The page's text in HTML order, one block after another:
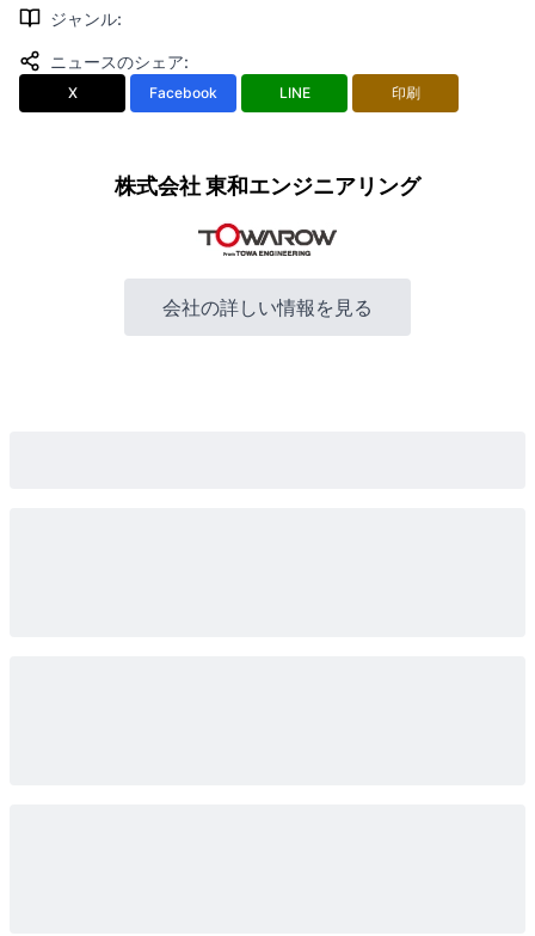
ジャンル:
ニュースのシェア:
X Facebook LINE 印刷
株式会社 東和エンジニアリング
会社の詳しい情報を見る